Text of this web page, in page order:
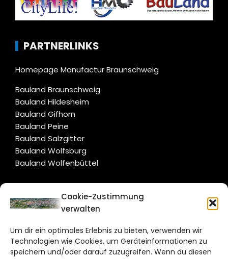
Cookie-Zustimmung
verwalten
Um dir ein optimales Erlebnis zu bieten, verwenden wir
Technologien wie Cookies, um Geräteinformationen zu
speichern und/oder darauf zuzugreifen. Wenn du diesen
PARTNERLINKS
Homepage Manufactur Braunschweig
Bauland Braunschweig
Bauland Hildesheim
Bauland Gifhorn
Bauland Peine
Bauland Salzgitter
Bauland Wolfsburg
Bauland Wolfenbüttel
CITYLIFE!
Bruchtorwall 12
38100 Braunschweig